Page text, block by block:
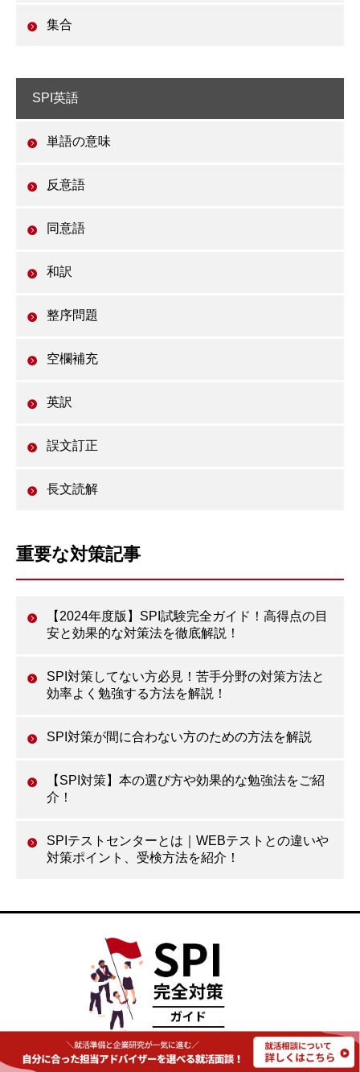
集合
SPI英語
単語の意味
反意語
同意語
和訳
整序問題
空欄補充
英訳
誤文訂正
長文読解
重要な対策記事
【2024年度版】SPI試験完全ガイド！高得点の目
安と効果的な対策法を徹底解説！
SPI対策してない方必見！苦手分野の対策方法と
効率よく勉強する方法を解説！
SPI対策が間に合わない方のための方法を解説
【SPI対策】本の選び方や効果的な勉強法をご紹
介！
SPIテストセンターとは｜WEBテストとの違いや
対策ポイント、受検方法を紹介！